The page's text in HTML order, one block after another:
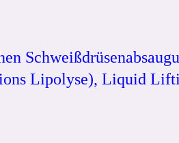
Lipolyse), Liquid